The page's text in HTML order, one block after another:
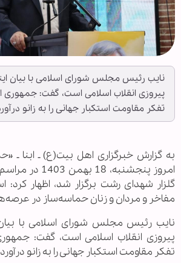
نایب رئیس مجلس شورای اسلامی با بیان
پیروزی انقلاب اسلامی است، گفت: جمهوری
تفکر مقاومت استکبار جهانی را به زانو
به گزارش خبرگزاری اهل بیت(ع) ـ ابنا ـ
امروز پنجشنبه،
گلزار شهدای رشت برگزار شد، اظهار کرد:
مفاخر و مردان و زنان حماسه‌ساز در
نایب رئیس مجلس شورای اسلامی با
پیروزی انقلاب اسلامی است، گفت:
تفکر مقاومت استکبار جهانی را به زانو